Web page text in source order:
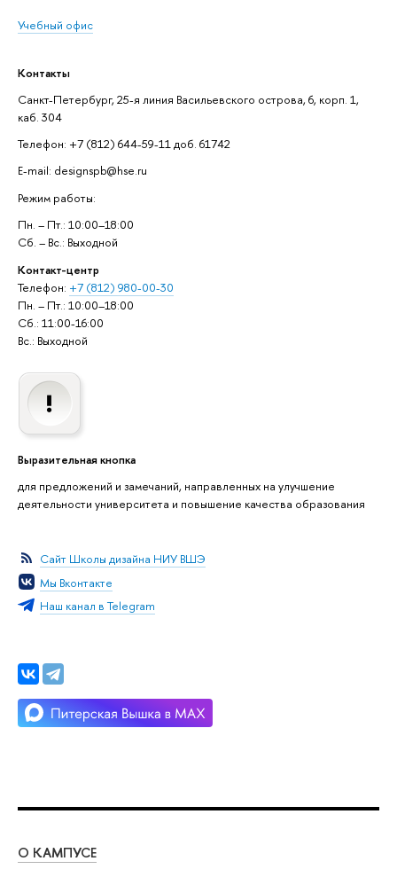
Учебный офис
Контакты
Санкт-Петербург, 25-я линия Васильевского острова, 6, корп. 1,
каб. 304
Телефон: +7 (812) 644-59-11 доб. 61742
E-mail: designspb@hse.ru
Режим работы:
Пн. – Пт.: 10:00–18:00
Сб. – Вс.: Выходной
Контакт-центр
Телефон: +7 (812) 980-00-30
Пн. – Пт.: 10:00–18:00
Сб.: 11:00-16:00
Вс.: Выходной
Выразительная кнопка
для предложений и замечаний, направленных на улучшение
деятельности университета и повышение качества образования
Сайт Школы дизайна НИУ ВШЭ
Мы Вконтакте
Наш канал в Telegram
О КАМПУСЕ